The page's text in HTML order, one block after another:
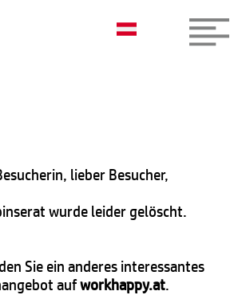
lieber Besucher,
wurde leider gelöscht.
Sie ein anderes interessantes
aufworkhappy.at.